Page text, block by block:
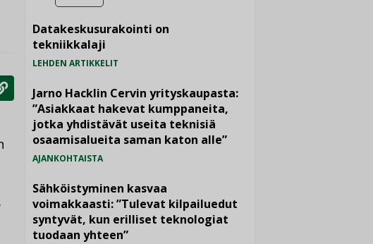
KOPIOI
LINKKI
Datakeskusurakointi on
tekniikkalaji
LEHDEN ARTIKKELIT
Jarno Hacklin Cervin yrityskaupasta:
”Asiakkaat hakevat kumppaneita,
jotka yhdistävät useita teknisiä
osaamisalueita saman katon alle”
AJANKOHTAISTA
Sähköistyminen kasvaa
voimakkaasti: ”Tulevat kilpailuedut
syntyvät, kun erilliset teknologiat
tuodaan yhteen”